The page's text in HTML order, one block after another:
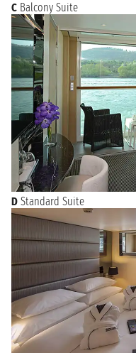
C Balcony Suite
D Standard Suite